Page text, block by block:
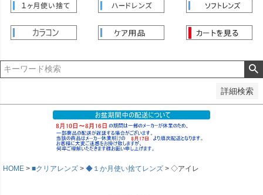
詳細検索
価格が高い順
レビュー順
キーワードヒット順
HOME ■クリアレンズ ◆１か月使い捨てレンズ ◇アイレ